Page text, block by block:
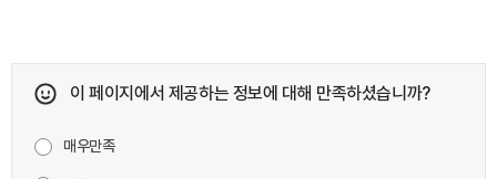
이 페이지에서 제공하는 정보에 대해 만족하셨습니까?
매우만족